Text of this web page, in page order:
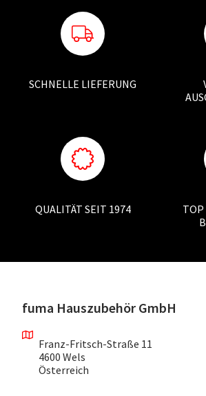
SCHNELLE LIEFERUNG
QUALITÄT SEIT 1974
TOP
fuma Hauszubehör GmbH
Franz-Fritsch-Straße 11
4600 Wels
Österreich